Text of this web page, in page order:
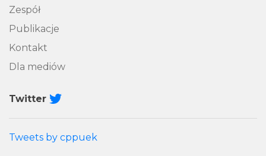
Zespół
Publikacje
Kontakt
Dla mediów
Twitter
Tweets by cppuek